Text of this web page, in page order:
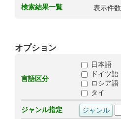
検索結果一覧 表示件数
オプション
言語区分
日本語
ドイツ語
ロシア語
タイ
ジャンル指定